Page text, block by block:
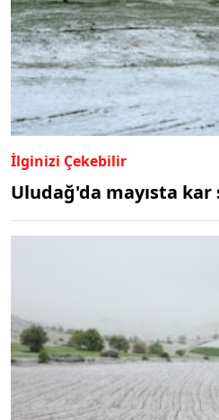
İlginizi Çekebilir
Uludağ'da mayısta